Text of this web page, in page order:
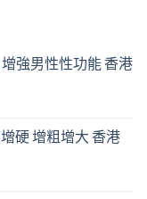
強男性性功能 香港
硬 增粗增大 香港